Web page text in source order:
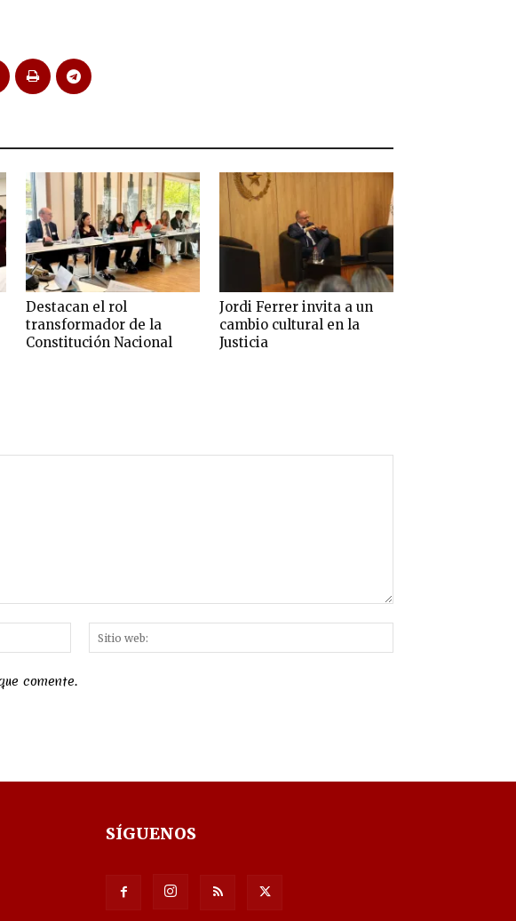
Destacan el rol
transformador de la
Constitución Nacional
Jordi Ferrer invita a un
cambio cultural en la
Justicia
Correo
electrónico:*
web:
comente.
SÍGUENOS